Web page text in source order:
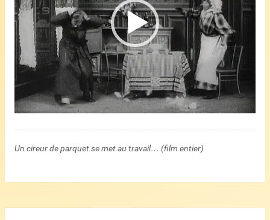
Un cireur de parquet se met au travail… (film entier)